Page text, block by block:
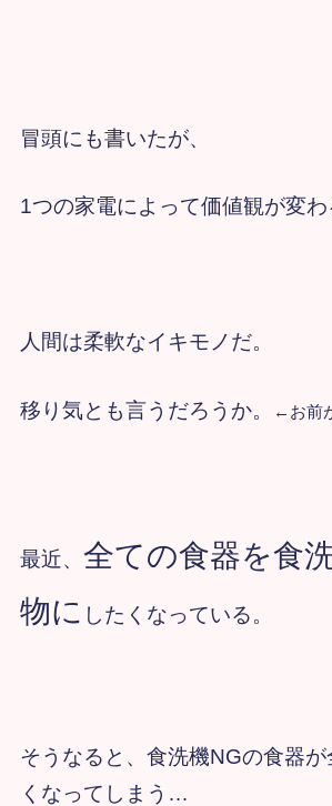
冒頭にも書いたが、
1つの家電によって価値観が変わ
人間は柔軟なイキモノだ。
移り気とも言うだろうか。 ←お前
最近、 全ての食器を食
物に したくなっている。
そうなると、食洗機NGの食器
くなってしまう…